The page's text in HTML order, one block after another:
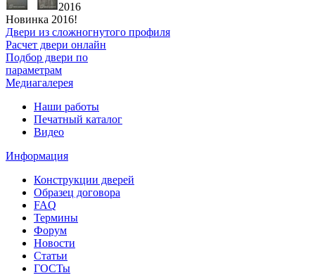
2016
Новинка 2016!
Двери из сложногнутого профиля
Расчет двери онлайн
Подбор двери по
параметрам
Медиагалерея
Наши работы
Печатный каталог
Видео
Информация
Конструкции дверей
Образец договора
FAQ
Термины
Форум
Новости
Статьи
ГОСТы